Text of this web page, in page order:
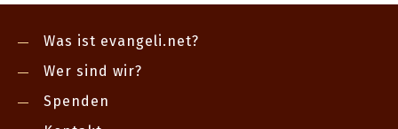
Was ist evangeli.net?
Wer sind wir?
Spenden